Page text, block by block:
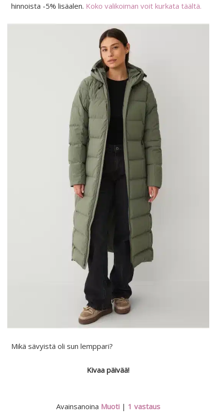
hinnoista -5% lisäalen. Koko valikoiman voit kurkata täältä.
Mikä sävyistä oli sun lemppari?
Kivaa päivää!
Avainsanoina Muoti | 1 vastaus